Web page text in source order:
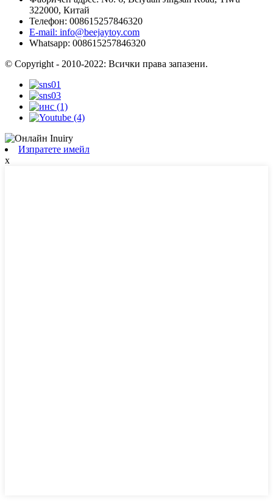
322000, Китай
Телефон: 008615257846320
E-mail: info@beejaytoy.com
Whatsapp: 008615257846320
© Copyright - 2010-2022: Всички права запазени.
Изпратете имейл
x